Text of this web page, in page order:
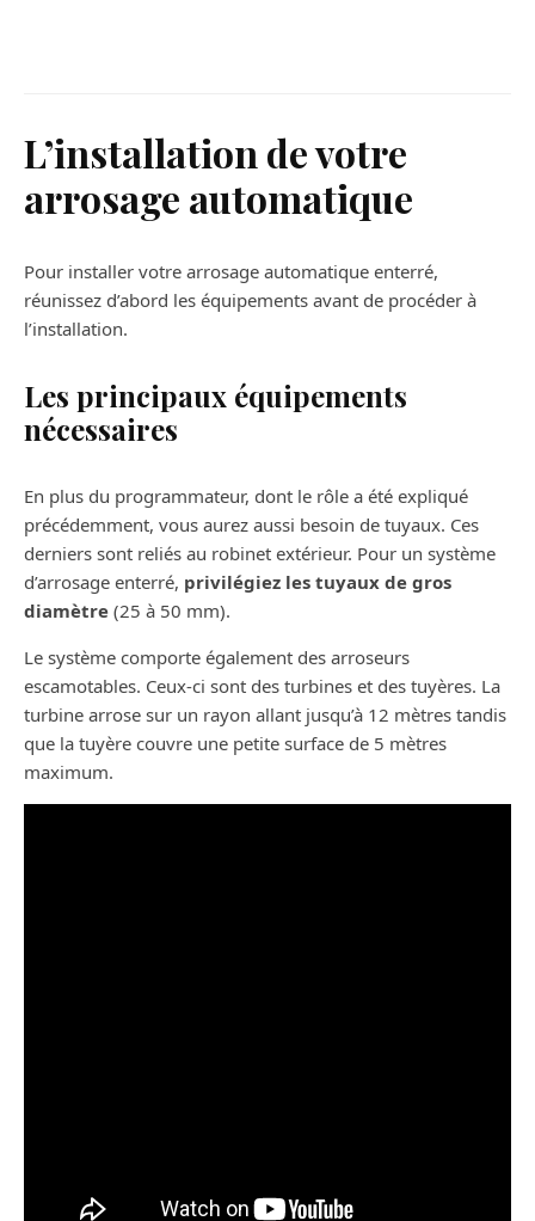
L’installation de votre
arrosage automatique
Pour installer votre arrosage automatique enterré,
réunissez d’abord les équipements avant de procéder à
l’installation.
Les principaux équipements
nécessaires
En plus du programmateur, dont le rôle a été expliqué
précédemment, vous aurez aussi besoin de tuyaux. Ces
derniers sont reliés au robinet extérieur. Pour un système
d’arrosage enterré, privilégiez les tuyaux de gros
diamètre (25 à 50 mm).
Le système comporte également des arroseurs
escamotables. Ceux-ci sont des turbines et des tuyères. La
turbine arrose sur un rayon allant jusqu’à 12 mètres tandis
que la tuyère couvre une petite surface de 5 mètres
maximum.